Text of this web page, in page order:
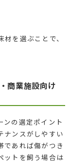
を選ぶことで、
商業施設向け
ンの選定ポイント
ナンスがしやすい
であれば傷がつき
ットを飼う場合は